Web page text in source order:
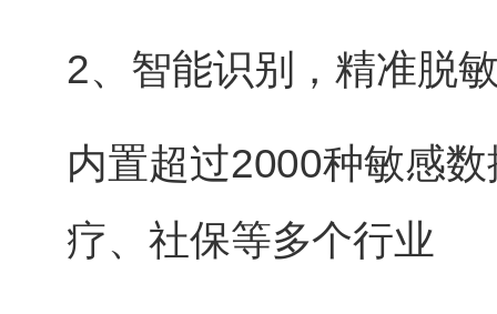
2、智能识别，精准脱
内置超过2000种敏感
疗、社保等多个行业